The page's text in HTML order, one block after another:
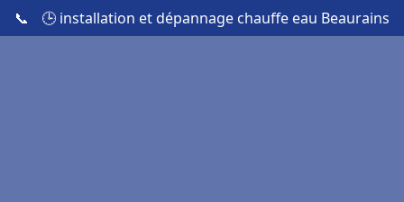
📞 🕒 installation et dépannage chauffe eau Beaurains